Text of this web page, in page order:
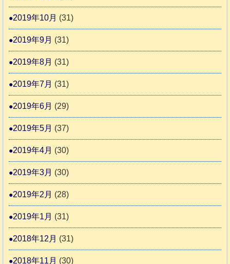
2019年10月 (31)
2019年9月 (31)
2019年8月 (31)
2019年7月 (31)
2019年6月 (29)
2019年5月 (37)
2019年4月 (30)
2019年3月 (30)
2019年2月 (28)
2019年1月 (31)
2018年12月 (31)
2018年11月 (30)